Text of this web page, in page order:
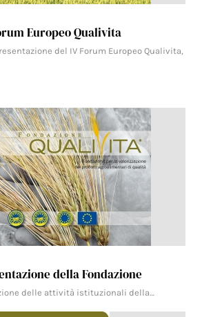
Europeo Qualivita
del IV Forum Europeo Qualivita,
della Fondazione
delle attività istituzionali della…